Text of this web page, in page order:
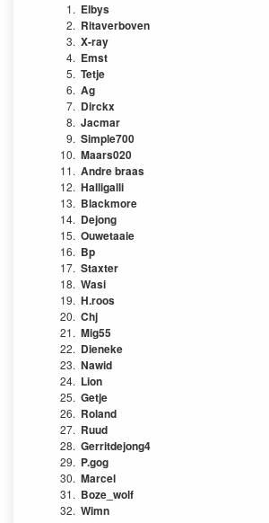
1. Elbys
2. Ritaverboven
3. X-ray
4. Emst
5. Tetje
6. Ag
7. Dirckx
8. Jacmar
9. Simple700
10. Maars020
11. Andre braas
12. Halligalli
13. Blackmore
14. Dejong
15. Ouwetaaie
16. Bp
17. Staxter
18. Wasi
19. H.roos
20. Chj
21. Mig55
22. Dieneke
23. Nawid
24. Lion
25. Getje
26. Roland
27. Ruud
28. Gerritdejong4
29. P.gog
30. Marcel
31. Boze_wolf
32. Wimn